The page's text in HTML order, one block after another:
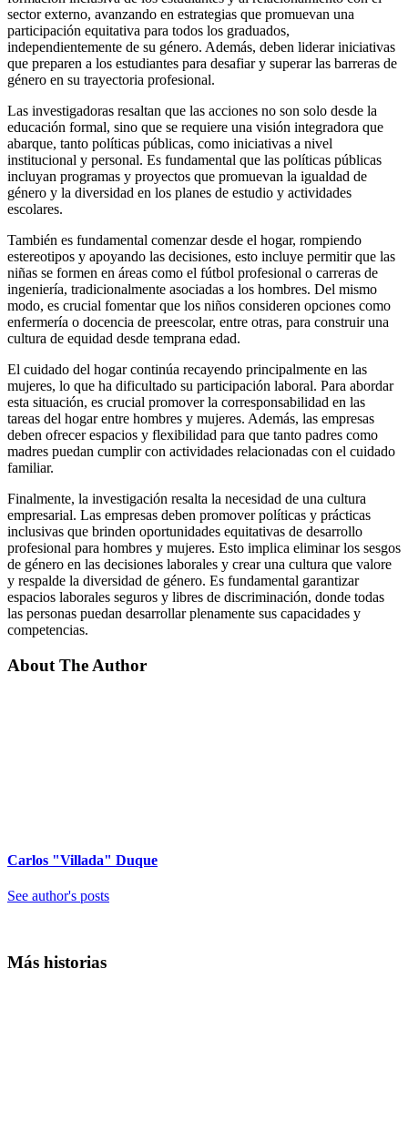
sector externo, avanzando en estrategias que promuevan una
participación equitativa para todos los graduados,
independientemente de su género. Además, deben liderar iniciativas
que preparen a los estudiantes para desafiar y superar las barreras de
género en su trayectoria profesional.
Las investigadoras resaltan que las acciones no son solo desde la
educación formal, sino que se requiere una visión integradora que
abarque, tanto políticas públicas, como iniciativas a nivel
institucional y personal. Es fundamental que las políticas públicas
incluyan programas y proyectos que promuevan la igualdad de
género y la diversidad en los planes de estudio y actividades
escolares.
También es fundamental comenzar desde el hogar, rompiendo
estereotipos y apoyando las decisiones, esto incluye permitir que las
niñas se formen en áreas como el fútbol profesional o carreras de
ingeniería, tradicionalmente asociadas a los hombres. Del mismo
modo, es crucial fomentar que los niños consideren opciones como
enfermería o docencia de preescolar, entre otras, para construir una
cultura de equidad desde temprana edad.
El cuidado del hogar continúa recayendo principalmente en las
mujeres, lo que ha dificultado su participación laboral. Para abordar
esta situación, es crucial promover la corresponsabilidad en las
tareas del hogar entre hombres y mujeres. Además, las empresas
deben ofrecer espacios y flexibilidad para que tanto padres como
madres puedan cumplir con actividades relacionadas con el cuidado
familiar.
Finalmente, la investigación resalta la necesidad de una cultura
empresarial. Las empresas deben promover políticas y prácticas
inclusivas que brinden oportunidades equitativas de desarrollo
profesional para hombres y mujeres. Esto implica eliminar los sesgos
de género en las decisiones laborales y crear una cultura que valore
y respalde la diversidad de género. Es fundamental garantizar
espacios laborales seguros y libres de discriminación, donde todas
las personas puedan desarrollar plenamente sus capacidades y
competencias.
About The Author
Carlos "Villada" Duque
See author's posts
Más historias